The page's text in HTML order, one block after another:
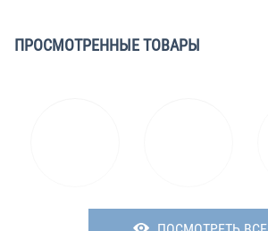
ПРОСМОТРЕННЫЕ ТОВАРЫ